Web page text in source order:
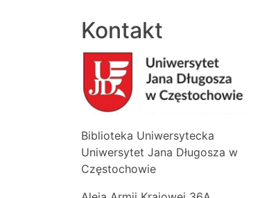
Kontakt
Biblioteka Uniwersytecka
Uniwersytet Jana Długosza w
Częstochowie